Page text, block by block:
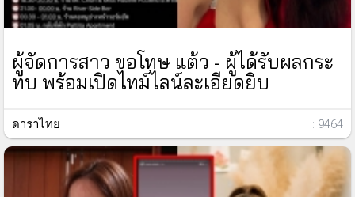
ผู้จัดการสาว ขอโทษ แต้ว - ผู้ได้รับผลกระ
ทบ พร้อมเปิดไทม์ไลน์ละเอียดยิบ
ดาราไทย : 9464